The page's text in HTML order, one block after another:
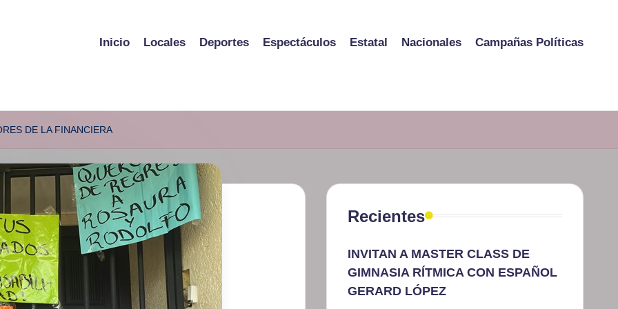
Inicio Locales Deportes Espectáculos Estatal Nacionales Campañas Políticas
DE LA FINANCIERA
Recientes
INVITAN A MASTER CLASS DE
GIMNASIA RÍTMICA CON ESPAÑOL
GERARD LÓPEZ